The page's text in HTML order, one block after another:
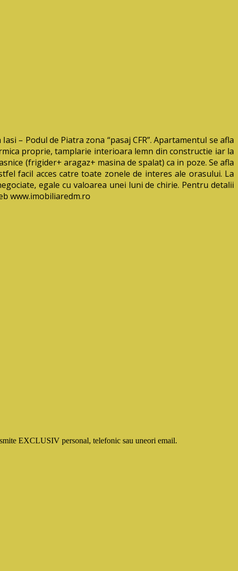
– Podul de Piatra zona “pasaj CFR”. Apartamentul se afla
proprie, tamplarie interioara lemn din constructie iar la
(frigider+ aragaz+ masina de spalat) ca in poze. Se afla
facil acces catre toate zonele de interes ale orasului. La
egale cu valoarea unei luni de chirie. Pentru detalii
www.imobiliaredm.ro
EXCLUSIV personal, telefonic sau uneori email.